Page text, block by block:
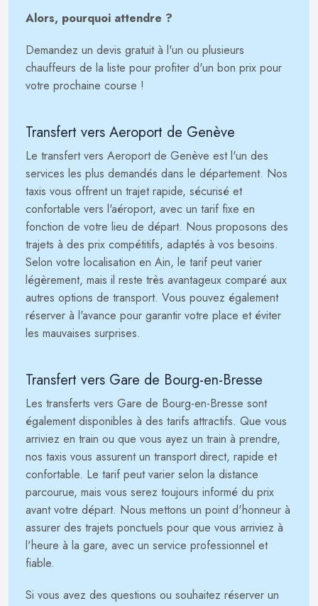
Alors, pourquoi attendre ?
Demandez un devis gratuit à l'un ou plusieurs
chauffeurs de la liste pour profiter d'un bon prix pour
votre prochaine course !
Transfert vers Aeroport de Genève
Le transfert vers Aeroport de Genève est l'un des
services les plus demandés dans le département. Nos
taxis vous offrent un trajet rapide, sécurisé et
confortable vers l'aéroport, avec un tarif fixe en
fonction de votre lieu de départ. Nous proposons des
trajets à des prix compétitifs, adaptés à vos besoins.
Selon votre localisation en Ain, le tarif peut varier
légèrement, mais il reste très avantageux comparé aux
autres options de transport. Vous pouvez également
réserver à l'avance pour garantir votre place et éviter
les mauvaises surprises.
Transfert vers Gare de Bourg-en-Bresse
Les transferts vers Gare de Bourg-en-Bresse sont
également disponibles à des tarifs attractifs. Que vous
arriviez en train ou que vous ayez un train à prendre,
nos taxis vous assurent un transport direct, rapide et
confortable. Le tarif peut varier selon la distance
parcourue, mais vous serez toujours informé du prix
avant votre départ. Nous mettons un point d'honneur à
assurer des trajets ponctuels pour que vous arriviez à
l'heure à la gare, avec un service professionnel et
fiable.
Si vous avez des questions ou souhaitez réserver un